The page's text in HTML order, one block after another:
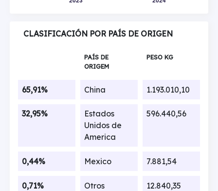
CLASIFICACIÓN POR PAÍS DE ORIGEN
PAÍS DE
ORIGEM
PESO KG
65,91% China 1.193.010,10
32,95%
Estados
Unidos de
America
596.440,56
0,44% Mexico 7.881,54
0,71% Otros 12.840,35